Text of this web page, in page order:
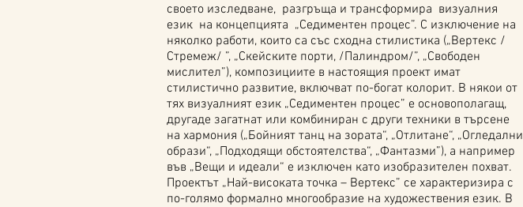
своето изследване, разгръща и трансформира визуалния
език на концепцията „Седиментен процес”. С изключение на
няколко работи, които са със сходна стилистика („Вертекс /
Стремеж/ ”, „Скейските порти, /Палиндром/”, „Свободен
мислител”), композициите в настоящия проект имат
стилистично развитие, включват по-богат колорит. В някои от
тях визуалният език „Седиментен процес” е основополагащ,
другаде загатнат или комбиниран с други техники в търсене
на хармония („Бойният танц на зората“, „Отлитане“, „Огледални
образи“, „Подходящи обстоятелства“, „Фантазми”), а например
във „Вещи и идеали“ е изключен като изобразителен похват.
Проектът „Най-високата точка – Вертекс” се характеризира с
по-голямо формално многообразие на художествения език. В